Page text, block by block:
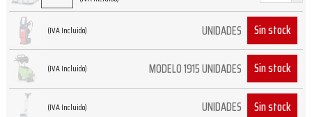
(IVA Incluido) UNIDADES Sin stock
(IVA Incluido) MODELO 1915 UNIDADES Sin stock
(IVA Incluido) UNIDADES Sin stock